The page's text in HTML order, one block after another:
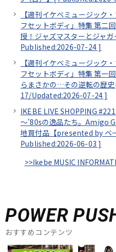
【週刊イケベミュージック
フセットボディ」特集 第二
授！ジャズマスターとジャ
Published:2026-07-24 ]
【週刊イケベミュージック
フセットボディ」特集 第一
らまさかの…その逆転の歴
17/Updated:2026-07-24 ]
IKEBE LIVE SHOPPING
～’80sの逸品たち。Amigo
地買付品【presented by ベ
Published:2026-06-03 ]
>>Ikebe MUSIC
POWER
おすすめコンテンツ